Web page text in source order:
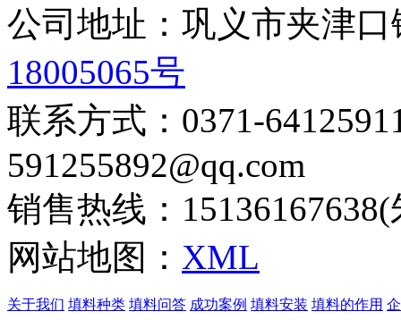
公司地址：巩义市夹
18005065号
联系方式：0371-
591255892@qq.com
销售热线：
网站地图： XML
关于我们 填料种类 填料问答 成功案例 填料安装 填料的作用